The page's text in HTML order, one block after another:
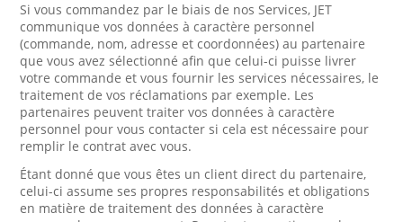
Si vous commandez par le biais de nos Services, JET
communique vos données à caractère personnel
(commande, nom, adresse et coordonnées) au partenaire
que vous avez sélectionné afin que celui-ci puisse livrer
votre commande et vous fournir les services nécessaires, le
traitement de vos réclamations par exemple. Les
partenaires peuvent traiter vos données à caractère
personnel pour vous contacter si cela est nécessaire pour
remplir le contrat avec vous.
Étant donné que vous êtes un client direct du partenaire,
celui-ci assume ses propres responsabilités et obligations
en matière de traitement des données à caractère